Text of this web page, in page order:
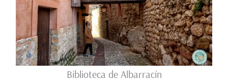
Biblioteca de Albarracín